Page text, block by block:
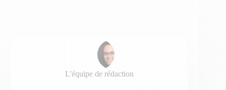
L'équipe de rédaction